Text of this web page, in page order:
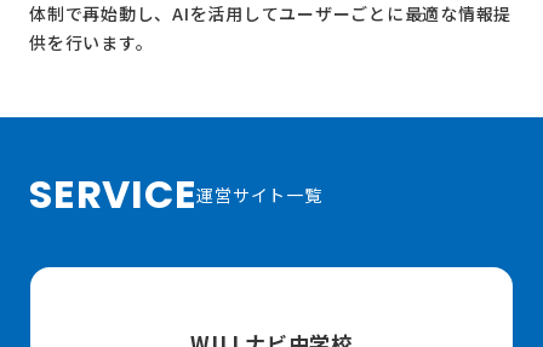
体制で再始動し、AIを活用してユーザーごとに最適な情報提
供を行います。
SERVICE運営サイト一覧